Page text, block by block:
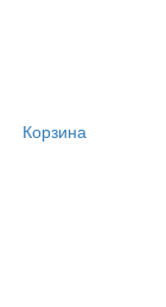
Корзина